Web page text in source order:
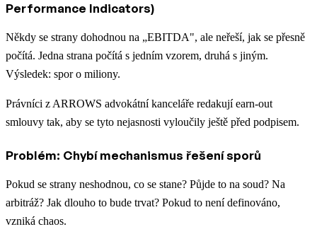
Performance Indicators)
Někdy se strany dohodnou na „EBITDA", ale neřeší, jak se přesně
počítá. Jedna strana počítá s jedním vzorem, druhá s jiným.
Výsledek: spor o miliony.
Právníci z ARROWS advokátní kanceláře redakují earn-out
smlouvy tak, aby se tyto nejasnosti vyloučily ještě před podpisem.
Problém: Chybí mechanismus řešení sporů
Pokud se strany neshodnou, co se stane? Půjde to na soud? Na
arbitráž? Jak dlouho to bude trvat? Pokud to není definováno,
vzniká chaos.